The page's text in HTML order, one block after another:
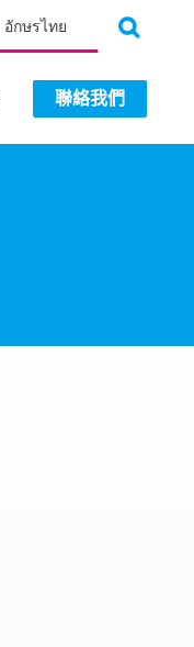
อักษรไทย
聯絡我們